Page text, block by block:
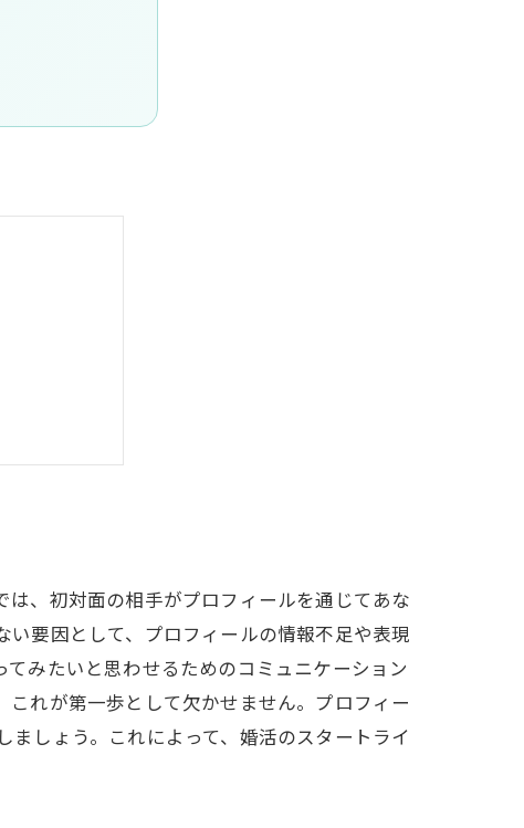
ポイント
、初対面の相手がプロフィールを通じてあな
要因として、プロフィールの情報不足や表現
みたいと思わせるためのコミュニケーション
れが第一歩として欠かせません。プロフィー
しょう。これによって、婚活のスタートライ